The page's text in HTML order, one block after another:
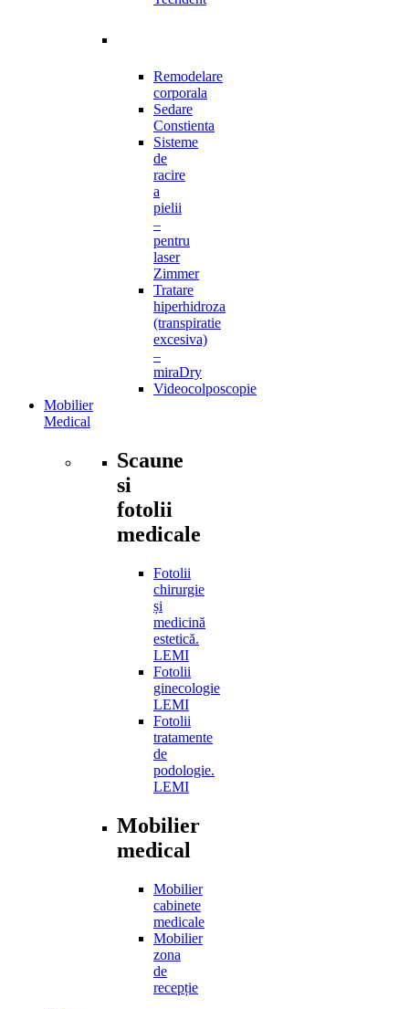
Remodelare
corporala
Sedare
Constienta
Sisteme
de
racire
a
pielii
–
pentru
laser
Zimmer
Tratare
hiperhidroza
(transpiratie
excesiva)
–
miraDry
Videocolposcopie
Mobilier
Medical
Scaune
si
fotolii
medicale
Fotolii
chirurgie
și
medicină
estetică.
LEMI
Fotolii
ginecologie
LEMI
Fotolii
tratamente
de
podologie.
LEMI
Mobilier
medical
Mobilier
cabinete
medicale
Mobilier
zona
de
recepție